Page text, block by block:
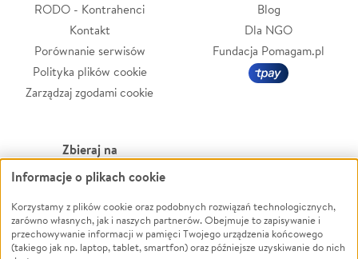
RODO - Kontrahenci
Kontakt
Porównanie serwisów
Polityka plików cookie
Zarządzaj zgodami cookie
Blog
Dla NGO
Fundacja Pomagam.pl
Zbieraj na
Leczenie
Zwierzęta
Pożar
Ukraina
Powódź
Wichura
NGO
Informacje o plikach cookie
Korzystamy z plików cookie oraz podobnych rozwiązań technologicznych,
zarówno własnych, jak i naszych partnerów. Obejmuje to zapisywanie i
przechowywanie informacji w pamięci Twojego urządzenia końcowego
(takiego jak np. laptop, tablet, smartfon) oraz późniejsze uzyskiwanie do nich